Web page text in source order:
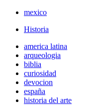
mexico
Historia
america latina
arqueologia
biblia
curiosidad
devocion
españa
historia del arte